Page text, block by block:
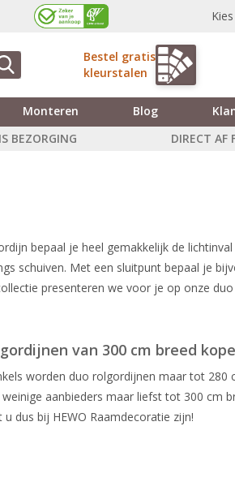
Bestel gratis
kleurstalen
Monteren Blog
BEZORGING
DIRECT AF
bepaal je heel gemakkelijk de lichtinval
schuiven. Met een sluitpunt bepaal je
presenteren we voor je op onze
van 300 cm breed
worden duo rolgordijnen maar tot 280
aanbieders maar liefst tot 300 cm
dus bij HEWO Raamdecoratie zijn!